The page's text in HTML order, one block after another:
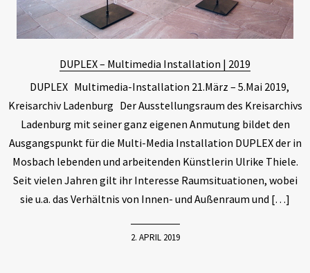
DUPLEX – Multimedia Installation | 2019
DUPLEX Multimedia-Installation 21.März – 5.Mai 2019,
Kreisarchiv Ladenburg Der Ausstellungsraum des Kreisarchivs
Ladenburg mit seiner ganz eigenen Anmutung bildet den
Ausgangspunkt für die Multi-Media Installation DUPLEX der in
Mosbach lebenden und arbeitenden Künstlerin Ulrike Thiele.
Seit vielen Jahren gilt ihr Interesse Raumsituationen, wobei
sie u.a. das Verhältnis von Innen- und Außenraum und […]
2. APRIL 2019